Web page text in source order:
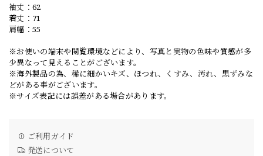
袖丈：62
着丈：71
肩幅：55
※お使いの端末や閲覧環境などにより、写真と実物の色味や質感が多
少異なって見えることがございます。
※海外製品の為、稀に細かいキズ、ほつれ、くすみ、汚れ、黒ずみな
どがある事がございます。
※サイズ表記には誤差がある場合があります。
ご利用ガイド
発送について